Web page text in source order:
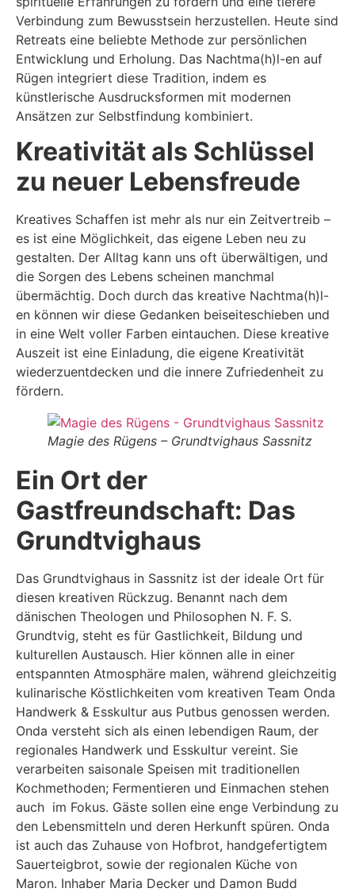
Verbindung zum Bewusstsein herzustellen. Heute sind
Retreats eine beliebte Methode zur persönlichen
Entwicklung und Erholung. Das Nachtma(h)l-en auf
Rügen integriert diese Tradition, indem es
künstlerische Ausdrucksformen mit modernen
Ansätzen zur Selbstfindung kombiniert.
Kreativität als Schlüssel
zu neuer Lebensfreude
Kreatives Schaffen ist mehr als nur ein Zeitvertreib –
es ist eine Möglichkeit, das eigene Leben neu zu
gestalten. Der Alltag kann uns oft überwältigen, und
die Sorgen des Lebens scheinen manchmal
übermächtig. Doch durch das kreative Nachtma(h)l-
en können wir diese Gedanken beiseiteschieben und
in eine Welt voller Farben eintauchen. Diese kreative
Auszeit ist eine Einladung, die eigene Kreativität
wiederzuentdecken und die innere Zufriedenheit zu
fördern.
Magie des Rügens – Grundtvighaus Sassnitz
Ein Ort der
Gastfreundschaft: Das
Grundtvighaus
Das Grundtvighaus in Sassnitz ist der ideale Ort für
diesen kreativen Rückzug. Benannt nach dem
dänischen Theologen und Philosophen N. F. S.
Grundtvig, steht es für Gastlichkeit, Bildung und
kulturellen Austausch. Hier können alle in einer
entspannten Atmosphäre malen, während gleichzeitig
kulinarische Köstlichkeiten vom kreativen Team Onda
Handwerk & Esskultur aus Putbus genossen werden.
Onda versteht sich als einen lebendigen Raum, der
regionales Handwerk und Esskultur vereint. Sie
verarbeiten saisonale Speisen mit traditionellen
Kochmethoden; Fermentieren und Einmachen stehen
auch im Fokus. Gäste sollen eine enge Verbindung zu
den Lebensmitteln und deren Herkunft spüren. Onda
ist auch das Zuhause von Hofbrot, handgefertigtem
Sauerteigbrot, sowie der regionalen Küche von
Maron. Inhaber Maria Decker und Damon Budd